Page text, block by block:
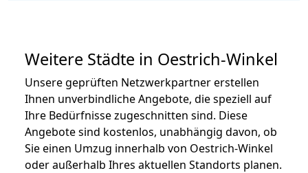
Weitere Städte in Oestrich-Winkel
Unsere geprüften Netzwerkpartner erstellen
Ihnen unverbindliche Angebote, die speziell auf
Ihre Bedürfnisse zugeschnitten sind. Diese
Angebote sind kostenlos, unabhängig davon, ob
Sie einen Umzug innerhalb von Oestrich-Winkel
oder außerhalb Ihres aktuellen Standorts planen.